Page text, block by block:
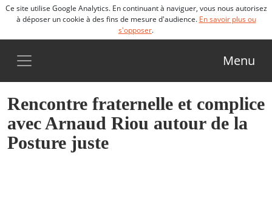
Ce site utilise Google Analytics. En continuant à naviguer, vous nous autorisez
à déposer un cookie à des fins de mesure d'audience. En savoir plus ou
s'opposer.
Menu
Rencontre fraternelle et complice
avec Arnaud Riou autour de la
Posture juste